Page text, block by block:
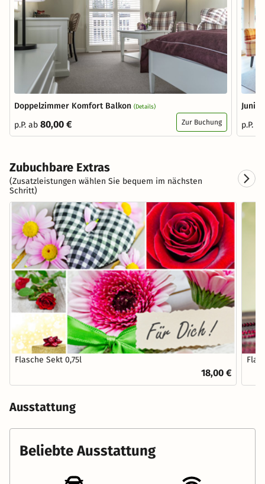
Doppelzimmer Komfort Balkon (Details)
p.P. ab 80,00 € Zur Buchung
p.P.
Zubuchbare Extras
(Zusatzleistungen wählen Sie bequem im nächsten
Schritt)
Flasche Sekt 0,75l
18,00 €
Ausstattung
Beliebte Ausstattung